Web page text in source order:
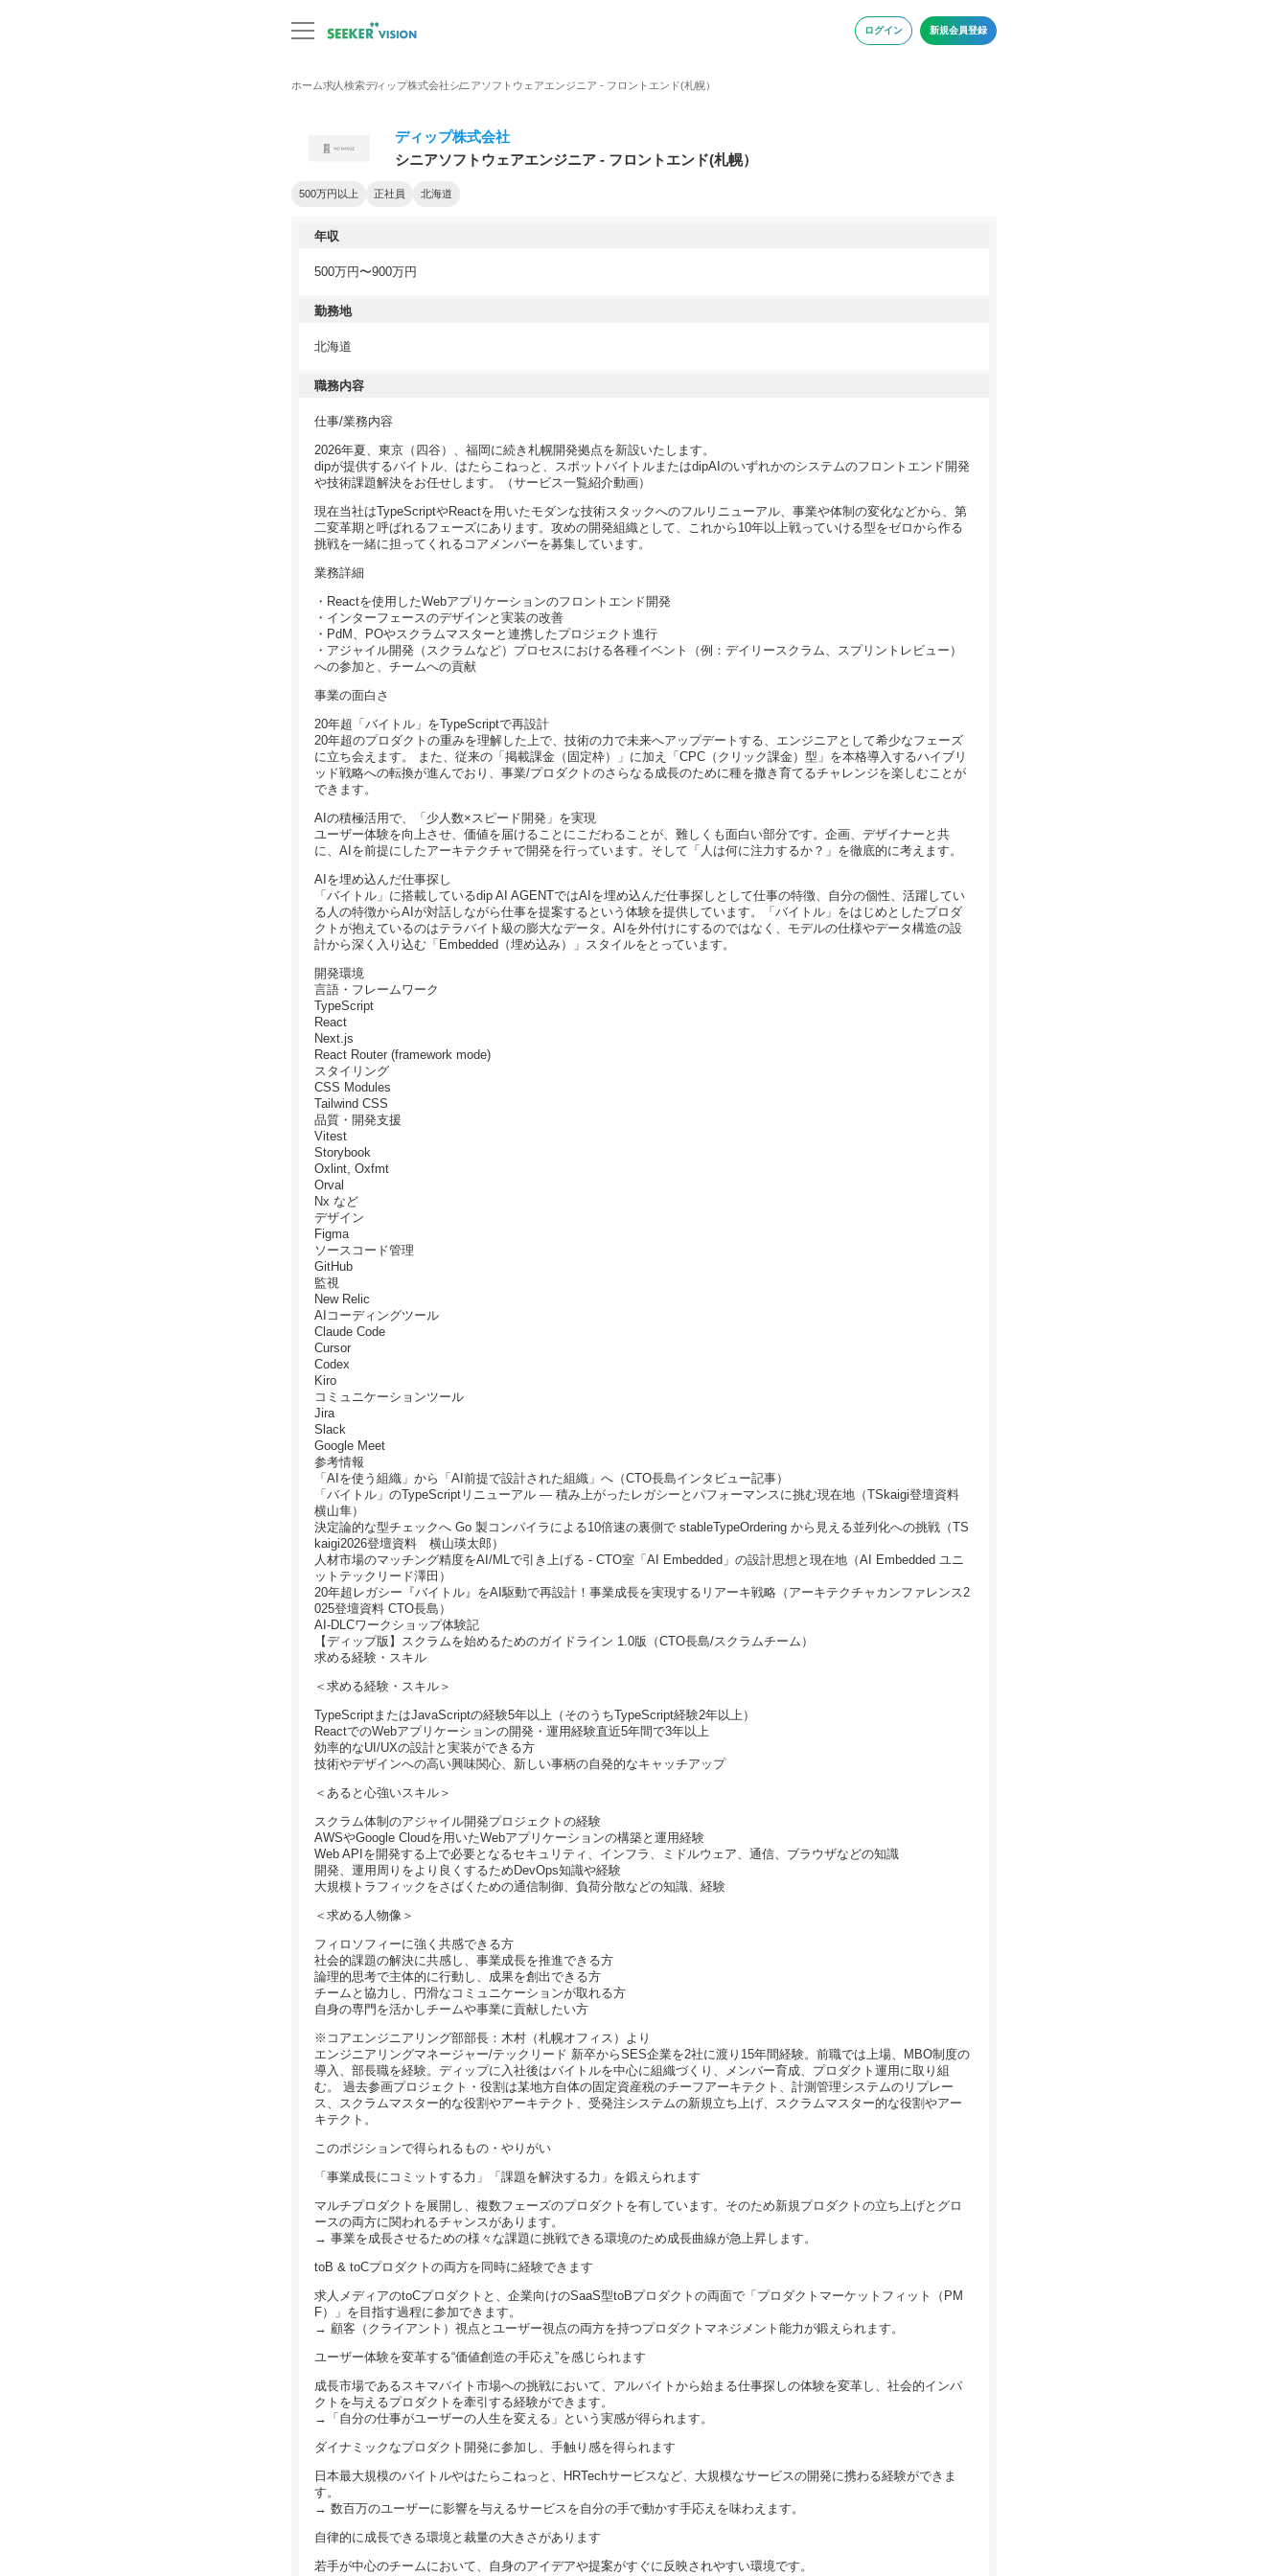
ログイン 新規会員登録
ホーム求人検索ディップ株式会社シニアソフトウェアエンジニア - フロントエンド(札幌）
ディップ株式会社
シニアソフトウェアエンジニア - フロントエンド(札幌）
500万円以上 正社員 北海道
年収
500万円〜900万円
勤務地
北海道
職務内容
仕事/業務内容
2026年夏、東京（四谷）、福岡に続き札幌開発拠点を新設いたします。
dipが提供するバイトル、はたらこねっと、スポットバイトルまたはdipAIのいずれかのシステムのフロントエンド開発
や技術課題解決をお任せします。（サービス一覧紹介動画）
現在当社はTypeScriptやReactを用いたモダンな技術スタックへのフルリニューアル、事業や体制の変化などから、第
二変革期と呼ばれるフェーズにあります。攻めの開発組織として、これから10年以上戦っていける型をゼロから作る
挑戦を一緒に担ってくれるコアメンバーを募集しています。
業務詳細
・Reactを使用したWebアプリケーションのフロントエンド開発
・インターフェースのデザインと実装の改善
・PdM、POやスクラムマスターと連携したプロジェクト進行
・アジャイル開発（スクラムなど）プロセスにおける各種イベント（例：デイリースクラム、スプリントレビュー）
への参加と、チームへの貢献
事業の面白さ
20年超「バイトル」をTypeScriptで再設計
20年超のプロダクトの重みを理解した上で、技術の力で未来へアップデートする、エンジニアとして希少なフェーズ
に立ち会えます。 また、従来の「掲載課金（固定枠）」に加え「CPC（クリック課金）型」を本格導入するハイブリ
ッド戦略への転換が進んでおり、事業/プロダクトのさらなる成長のために種を撒き育てるチャレンジを楽しむことが
できます。
AIの積極活用で、「少人数×スピード開発」を実現
ユーザー体験を向上させ、価値を届けることにこだわることが、難しくも面白い部分です。企画、デザイナーと共
に、AIを前提にしたアーキテクチャで開発を行っています。そして「人は何に注力するか？」を徹底的に考えます。
AIを埋め込んだ仕事探し
「バイトル」に搭載しているdip AI AGENTではAIを埋め込んだ仕事探しとして仕事の特徴、自分の個性、活躍してい
る人の特徴からAIが対話しながら仕事を提案するという体験を提供しています。「バイトル」をはじめとしたプロダ
クトが抱えているのはテラバイト級の膨大なデータ。AIを外付けにするのではなく、モデルの仕様やデータ構造の設
計から深く入り込む「Embedded（埋め込み）」スタイルをとっています。
開発環境
言語・フレームワーク
TypeScript
React
Next.js
React Router (framework mode)
スタイリング
CSS Modules
Tailwind CSS
品質・開発支援
Vitest
Storybook
Oxlint, Oxfmt
Orval
Nx など
デザイン
Figma
ソースコード管理
GitHub
監視
New Relic
AIコーディングツール
Claude Code
Cursor
Codex
Kiro
コミュニケーションツール
Jira
Slack
Google Meet
参考情報
「AIを使う組織」から「AI前提で設計された組織」へ（CTO長島インタビュー記事）
「バイトル」のTypeScriptリニューアル — 積み上がったレガシーとパフォーマンスに挑む現在地（TSkaigi登壇資料
横山隼）
決定論的な型チェックへ Go 製コンパイラによる10倍速の裏側で stableTypeOrdering から見える並列化への挑戦（TS
kaigi2026登壇資料 横山瑛太郎）
人材市場のマッチング精度をAI/MLで引き上げる - CTO室「AI Embedded」の設計思想と現在地（AI Embedded ユニ
ットテックリード澤田）
20年超レガシー『バイトル』をAI駆動で再設計！事業成長を実現するリアーキ戦略（アーキテクチャカンファレンス2
025登壇資料 CTO長島）
AI-DLCワークショップ体験記
【ディップ版】スクラムを始めるためのガイドライン 1.0版（CTO長島/スクラムチーム）
求める経験・スキル
＜求める経験・スキル＞
TypeScriptまたはJavaScriptの経験5年以上（そのうちTypeScript経験2年以上）
ReactでのWebアプリケーションの開発・運用経験直近5年間で3年以上
効率的なUI/UXの設計と実装ができる方
技術やデザインへの高い興味関心、新しい事柄の自発的なキャッチアップ
＜あると心強いスキル＞
スクラム体制のアジャイル開発プロジェクトの経験
AWSやGoogle Cloudを用いたWebアプリケーションの構築と運用経験
Web APIを開発する上で必要となるセキュリティ、インフラ、ミドルウェア、通信、ブラウザなどの知識
開発、運用周りをより良くするためDevOps知識や経験
大規模トラフィックをさばくための通信制御、負荷分散などの知識、経験
＜求める人物像＞
フィロソフィーに強く共感できる方
社会的課題の解決に共感し、事業成長を推進できる方
論理的思考で主体的に行動し、成果を創出できる方
チームと協力し、円滑なコミュニケーションが取れる方
自身の専門を活かしチームや事業に貢献したい方
※コアエンジニアリング部部長：木村（札幌オフィス）より
エンジニアリングマネージャー/テックリード 新卒からSES企業を2社に渡り15年間経験。前職では上場、MBO制度の
導入、部長職を経験。ディップに入社後はバイトルを中心に組織づくり、メンバー育成、プロダクト運用に取り組
む。 過去参画プロジェクト・役割は某地方自体の固定資産税のチーフアーキテクト、計測管理システムのリプレー
ス、スクラムマスター的な役割やアーキテクト、受発注システムの新規立ち上げ、スクラムマスター的な役割やアー
キテクト。
このポジションで得られるもの・やりがい
「事業成長にコミットする力」「課題を解決する力」を鍛えられます
マルチプロダクトを展開し、複数フェーズのプロダクトを有しています。そのため新規プロダクトの立ち上げとグロ
ースの両方に関われるチャンスがあります。
→ 事業を成長させるための様々な課題に挑戦できる環境のため成長曲線が急上昇します。
toB & toCプロダクトの両方を同時に経験できます
求人メディアのtoCプロダクトと、企業向けのSaaS型toBプロダクトの両面で「プロダクトマーケットフィット（PM
F）」を目指す過程に参加できます。
→ 顧客（クライアント）視点とユーザー視点の両方を持つプロダクトマネジメント能力が鍛えられます。
ユーザー体験を変革する“価値創造の手応え”を感じられます
成長市場であるスキマバイト市場への挑戦において、アルバイトから始まる仕事探しの体験を変革し、社会的インパ
クトを与えるプロダクトを牽引する経験ができます。
→「自分の仕事がユーザーの人生を変える」という実感が得られます。
ダイナミックなプロダクト開発に参加し、手触り感を得られます
日本最大規模のバイトルやはたらこねっと、HRTechサービスなど、大規模なサービスの開発に携わる経験ができま
す。
→ 数百万のユーザーに影響を与えるサービスを自分の手で動かす手応えを味わえます。
自律的に成長できる環境と裁量の大きさがあります
若手が中心のチームにおいて、自身のアイデアや提案がすぐに反映されやすい環境です。